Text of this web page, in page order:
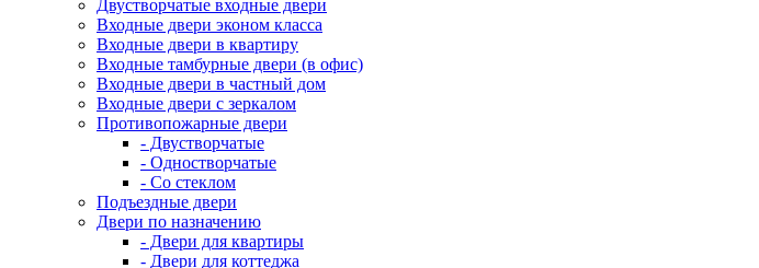
Двустворчатые входные двери
Входные двери эконом класса
Входные двери в квартиру
Входные тамбурные двери (в офис)
Входные двери в частный дом
Входные двери с зеркалом
Противопожарные двери
- Двустворчатые
- Одностворчатые
- Со стеклом
Подъездные двери
Двери по назначению
- Двери для квартиры
- Двери для коттеджа